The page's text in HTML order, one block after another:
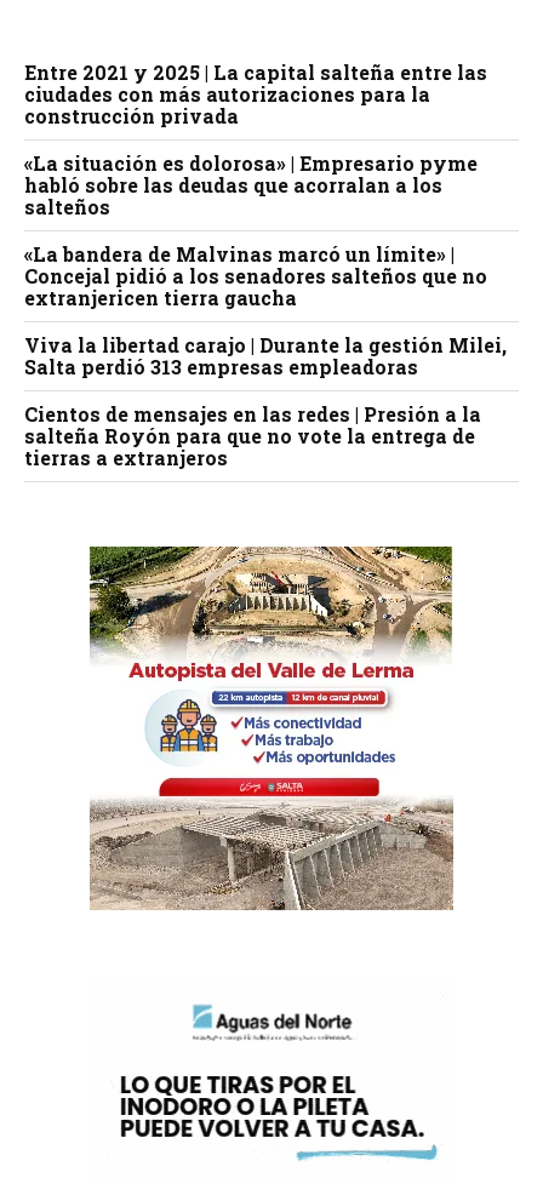
Entre 2021 y 2025 | La capital salteña entre las
ciudades con más autorizaciones para la
construcción privada
«La situación es dolorosa» | Empresario pyme
habló sobre las deudas que acorralan a los
salteños
«La bandera de Malvinas marcó un límite» |
Concejal pidió a los senadores salteños que no
extranjericen tierra gaucha
Viva la libertad carajo | Durante la gestión Milei,
Salta perdió 313 empresas empleadoras
Cientos de mensajes en las redes | Presión a la
salteña Royón para que no vote la entrega de
tierras a extranjeros